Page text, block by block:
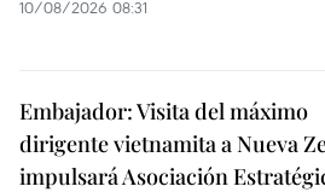
10/08/2026 08:31
Embajador: Visita del máximo
dirigente vietnamita a Nueva
impulsará Asociación